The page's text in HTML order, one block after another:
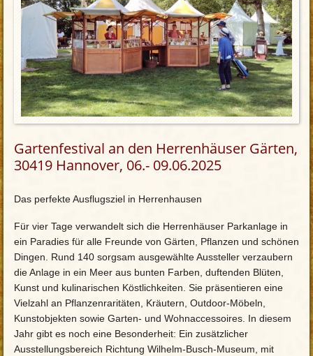
Gartenfestival an den Herrenhäuser Gärten,
30419 Hannover, 06.- 09.06.2025
Das perfekte Ausflugsziel in Herrenhausen
Für vier Tage verwandelt sich die Herrenhäuser Parkanlage in
ein Paradies für alle Freunde von Gärten, Pflanzen und schönen
Dingen. Rund 140 sorgsam ausgewählte Aussteller verzaubern
die Anlage in ein Meer aus bunten Farben, duftenden Blüten,
Kunst und kulinarischen Köstlichkeiten. Sie präsentieren eine
Vielzahl an Pflanzenraritäten, Kräutern, Outdoor-Möbeln,
Kunstobjekten sowie Garten- und Wohnaccessoires. In diesem
Jahr gibt es noch eine Besonderheit: Ein zusätzlicher
Ausstellungsbereich Richtung Wilhelm-Busch-Museum, mit